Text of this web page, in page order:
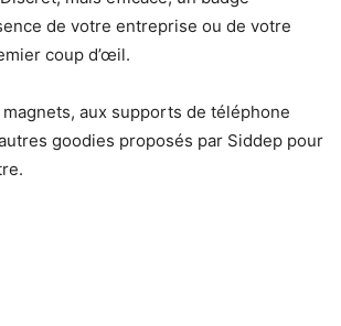
de votre entreprise ou de votre
coup d’œil.
aux supports de téléphone
goodies proposés par Siddep pour